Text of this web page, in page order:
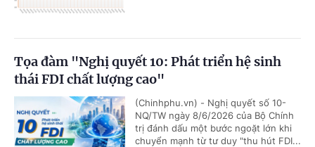
Tọa đàm "Nghị quyết 10: Phát triển hệ sinh
thái FDI chất lượng cao"
(Chinhphu.vn) - Nghị quyết số 10-
NQ/TW ngày 8/6/2026 của Bộ Chính
trị đánh dấu một bước ngoặt lớn khi
chuyển mạnh từ tư duy "thu hút FDI...